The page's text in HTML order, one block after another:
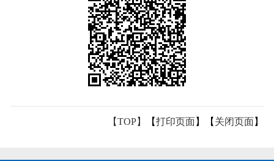
【TOP】 【打印页面】【 关闭页面】